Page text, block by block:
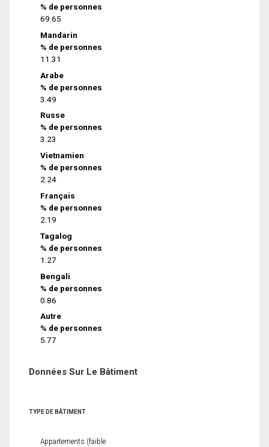
% de personnes
69.65
Mandarin
% de personnes
11.31
Arabe
% de personnes
3.49
Russe
% de personnes
3.23
Vietnamien
% de personnes
2.24
Français
% de personnes
2.19
Tagalog
% de personnes
1.27
Bengali
% de personnes
0.86
Autre
% de personnes
5.77
Données Sur Le Bâtiment
TYPE DE BÂTIMENT
Appartements (faible